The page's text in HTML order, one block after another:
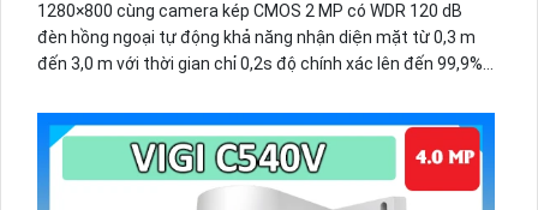
1280×800 cùng camera kép CMOS 2 MP có WDR 120 dB
đèn hồng ngoại tự động khả năng nhận diện mặt từ 0,3 m
đến 3,0 m với thời gian chỉ 0,2s độ chính xác lên đến 99,9%
100.000 khuôn mặt cùng 100.000 người dùng cùng lúc.